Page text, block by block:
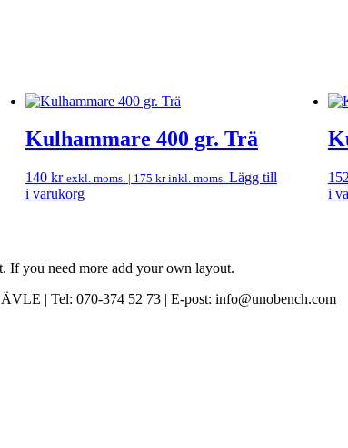
Kulhammare 400 gr. Trä
140 kr exkl. moms. | 175 krinkl. moms. Lägg till
i varukorg
152
i
If you need more add your own layout.
| Tel: 070-374 52 73 | E-post: info@unobench.com